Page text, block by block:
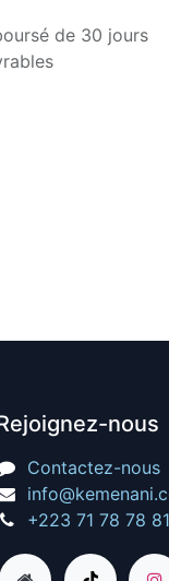
de 30 jours
nous
Contactez-nous
+223 71 78 78 81